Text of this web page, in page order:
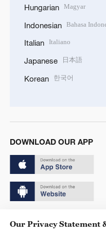
Hungarian Magyar
Indonesian Bahasa
Italian Italiano
Japanese 日本語
Korean 한국어
DOWNLOAD OUR APP
Our Privacy Statement